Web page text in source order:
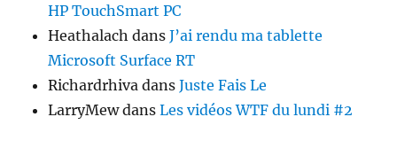
HP TouchSmart PC
Heathalach dansJ’ai rendu ma tablette
Microsoft Surface RT
Richardrhiva dansJuste Fais Le
LarryMewdansLes vidéos WTF du lundi #2